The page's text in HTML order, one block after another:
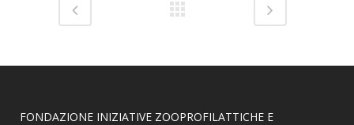
FONDAZIONE INIZIATIVE ZOOPROFILATTICHE E